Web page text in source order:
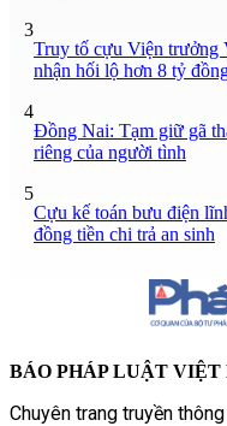
3
Truy tố cựu Viện trưởng
nhận hối lộ hơn 8 tỷ
4
Đồng Nai: Tạm giữ gã
riêng của người tình
5
Cựu kế toán bưu điện
đồng tiền chi trả an sinh
BÁO PHÁP LUẬT VIỆT
Chuyên trang truyền